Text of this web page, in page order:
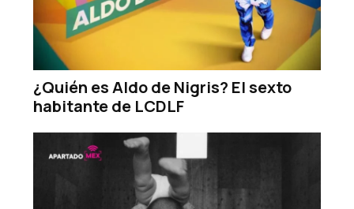
¿Quién es Aldo de Nigris? El sexto
habitante de LCDLF